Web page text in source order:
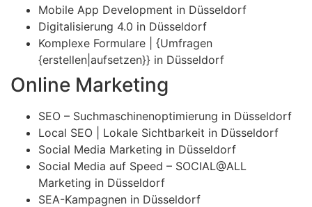
Mobile App Development in Düsseldorf
Digitalisierung 4.0 in Düsseldorf
Komplexe Formulare | {Umfragen
{erstellen|aufsetzen}} in Düsseldorf
Online Marketing
SEO – Suchmaschinenoptimierung in Düsseldorf
Local SEO | Lokale Sichtbarkeit in Düsseldorf
Social Media Marketing in Düsseldorf
Social Media auf Speed – SOCIAL@ALL
Marketing in Düsseldorf
SEA-Kampagnen in Düsseldorf